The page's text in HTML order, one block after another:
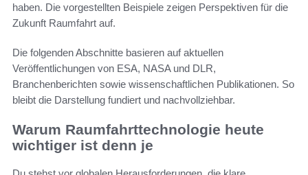
haben. Die vorgestellten Beispiele zeigen Perspektiven für die
Zukunft Raumfahrt auf.
Die folgenden Abschnitte basieren auf aktuellen
Veröffentlichungen von ESA, NASA und DLR,
Branchenberichten sowie wissenschaftlichen Publikationen. So
bleibt die Darstellung fundiert und nachvollziehbar.
Warum Raumfahrttechnologie heute
wichtiger ist denn je